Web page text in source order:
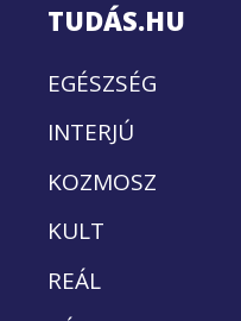
TUDÁS.HU
EGÉSZSÉG
INTERJÚ
KOZMOSZ
KULT
REÁL